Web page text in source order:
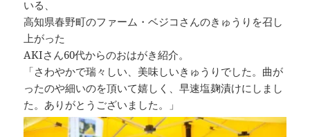
いる、
高知県春野町のファーム・ベジコさんのきゅうりを召し
上がった
AKIさん60代からのおはがき紹介。
「さわやかで瑞々しい、美味しいきゅうりでした。曲が
ったのや細いのを頂いて嬉しく、早速塩麹漬けにしまし
た。ありがとうございました。」